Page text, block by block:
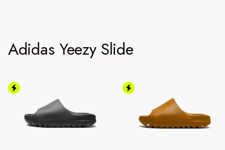
Adidas Yeezy Slide